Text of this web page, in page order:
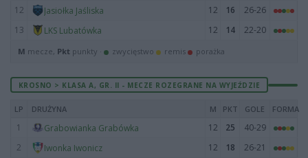
12 Jasiołka Jaśliska 12 16
26-26
13
LKS Lubatówka 12 14 22-20
M mecze, Pkt punkty · zwycięstwo remis porażka
KROSNO > KLASA A, GR. II - MECZE ROZEGRANE NA WYJEŹDZIE
LP DRUŻYNA M PKT GOLE FORMA
1 Grabowianka Grabówka 12 25
40-29
2
Iwonka Iwonicz 12 18
26-21